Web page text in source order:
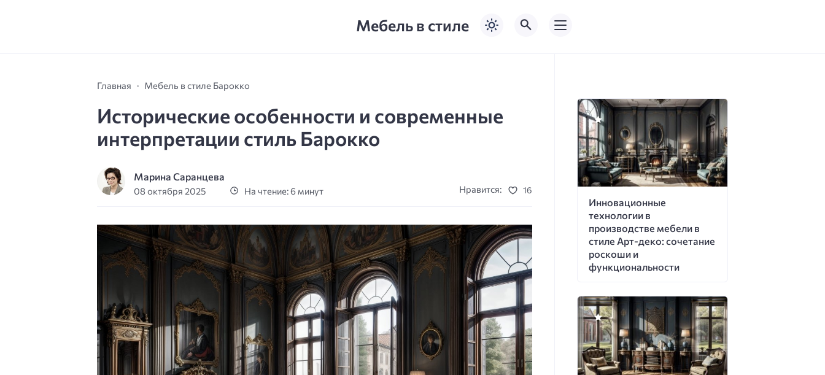
Мебель в стиле
Главная Мебель в стиле Барокко
Исторические особенности и современные
интерпретации стиль Барокко
Марина Саранцева
08 октября 2025 На чтение: 6 минут Нравится: 16
Инновационные
технологии в
производстве мебели в
стиле Арт-деко: сочетание
роскоши и
функциональности